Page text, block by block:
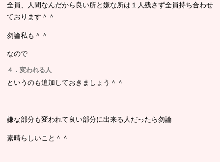
全員、人間なんだから良い所と嫌な所は１人残さず全員持ち合わせ
ております＾＾
勿論私も＾＾
なので
４．変われる人
というのも追加しておきましょう＾＾
嫌な部分も変われて良い部分に出来る人だったら勿論
素晴らしいこと＾＾